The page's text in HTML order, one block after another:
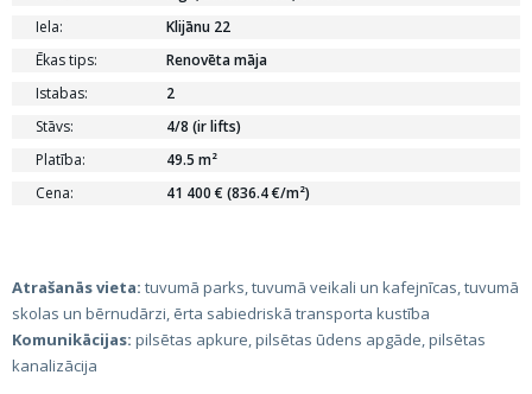
Iela:
Klijānu 22
Ēkas tips:
Renovēta māja
Istabas:
2
Stāvs:
4/8 (ir lifts)
Platība:
49.5 m²
Cena:
41 400 € (836.4 €/m²)
Atrašanās vieta: tuvumā parks, tuvumā veikali un kafejnīcas, tuvumā
skolas un bērnudārzi, ērta sabiedriskā transporta kustība
Komunikācijas: pilsētas apkure, pilsētas ūdens apgāde, pilsētas
kanalizācija